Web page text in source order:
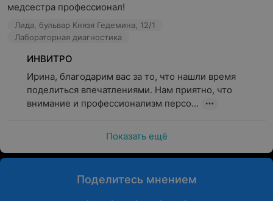
«ИНВИТРО» признана медицинской лабораторией №1
по результатам премии «Номер один», 2023 г.
В лаборатории «ИНВИТРО» регулярно действуют
приятные акции для пациентов, а также предусмотрена
позволяет выбирать услуги, за которые начисляются
повышенные бонусы. Сразу после первого заказа
пациент получает 3% от суммы заказа на бонусный
суммы следующего заказа.
Обращаем ваше внимание, что обязательна
консультация специалиста: рекламируемые
медсестра профессионал!
Лида, бульвар Князя Гедемина, 12/1
Лабораторная диагностика
ИНВИТРО
Ирина, благодарим вас за то, что нашли время
поделиться впечатлениями. Нам приятно, что
внимание и профессионализм персо...
Показать ещё
Поделитесь мнением